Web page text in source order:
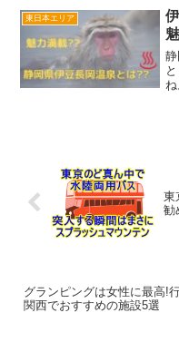
東日本エリア
東
勧
グランピングは女性に最高!
関西でおすすめの施設5選